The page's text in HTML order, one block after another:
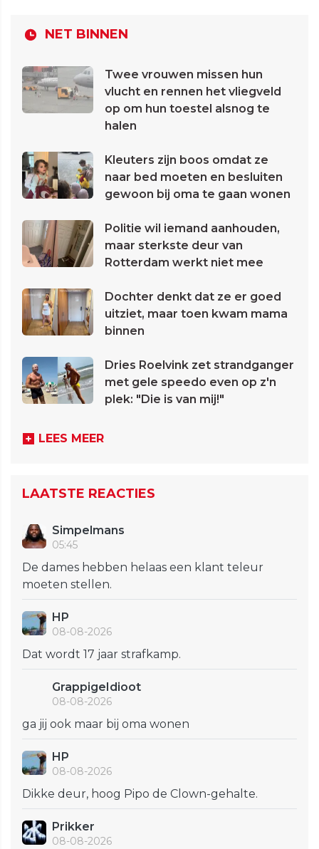
NET BINNEN
Twee vrouwen missen hun
vlucht en rennen het vliegveld
op om hun toestel alsnog te
halen
Kleuters zijn boos omdat ze
naar bed moeten en besluiten
gewoon bij oma te gaan wonen
Politie wil iemand aanhouden,
maar sterkste deur van
Rotterdam werkt niet mee
Dochter denkt dat ze er goed
uitziet, maar toen kwam mama
binnen
Dries Roelvink zet strandganger
met gele speedo even op z'n
plek: "Die is van mij!"
LEES MEER
LAATSTE REACTIES
Simpelmans
05:45
De dames hebben helaas een klant teleur
moeten stellen.
HP
08-08-2026
Dat wordt 17 jaar strafkamp.
GrappigeIdioot
08-08-2026
ga jij ook maar bij oma wonen
HP
08-08-2026
Dikke deur, hoog Pipo de Clown-gehalte.
Prikker
08-08-2026